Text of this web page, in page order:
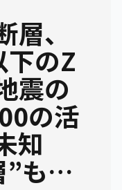
、
下のZ
震の
の活
知
も【S